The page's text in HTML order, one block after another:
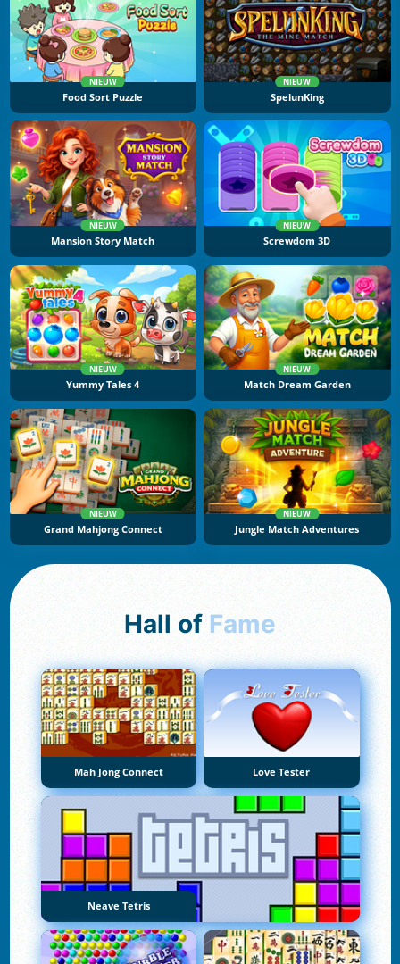
NIEUW
Food Sort Puzzle
NIEUW
SpelunKing
NIEUW
Mansion Story Match
NIEUW
Screwdom 3D
NIEUW
Yummy Tales 4
NIEUW
Match Dream Garden
NIEUW
Grand Mahjong Connect
NIEUW
Jungle Match Adventures
Hall of Fame
Mah Jong Connect Love Tester
Neave Tetris